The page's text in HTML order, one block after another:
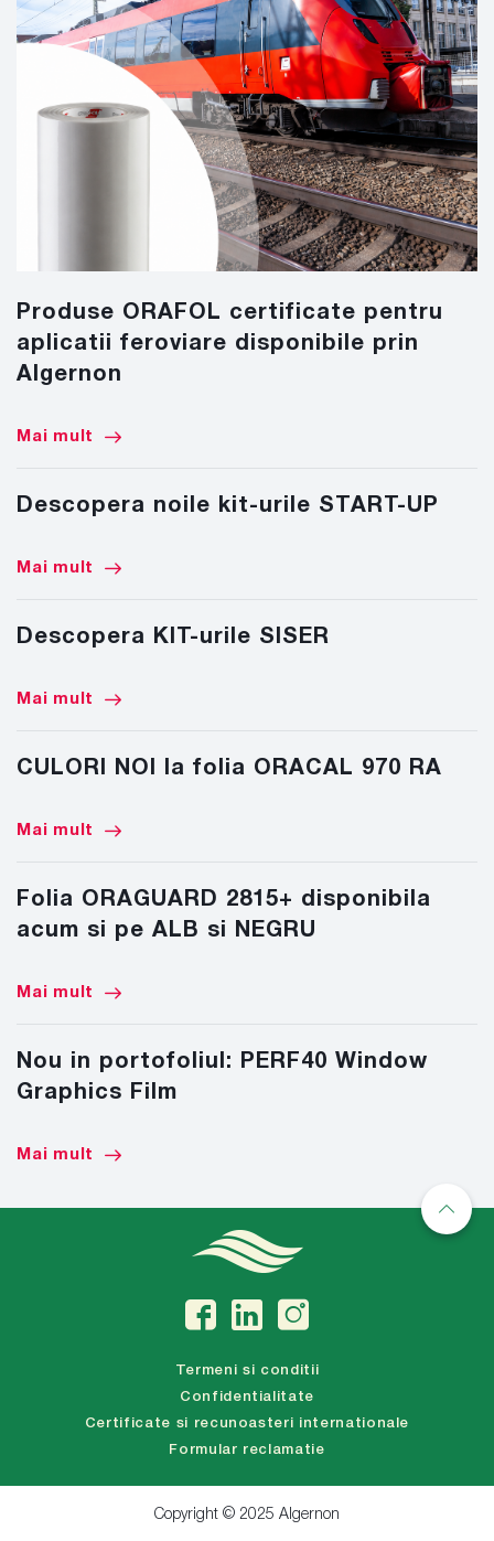
Produse ORAFOL certificate pentru
aplicatii feroviare disponibile prin
Algernon
Mai mult
Descopera noile kit-urile START-UP
Mai mult
Descopera KIT-urile SISER
Mai mult
CULORI NOI la folia ORACAL 970 RA
Mai mult
Folia ORAGUARD 2815+ disponibila
acum si pe ALB si NEGRU
Mai mult
Nou in portofoliul: PERF40 Window
Graphics Film
Mai mult
Termeni si conditii
Confidentialitate
Certificate si recunoasteri internationale
Formular reclamatie
Copyright © 2025 Algernon